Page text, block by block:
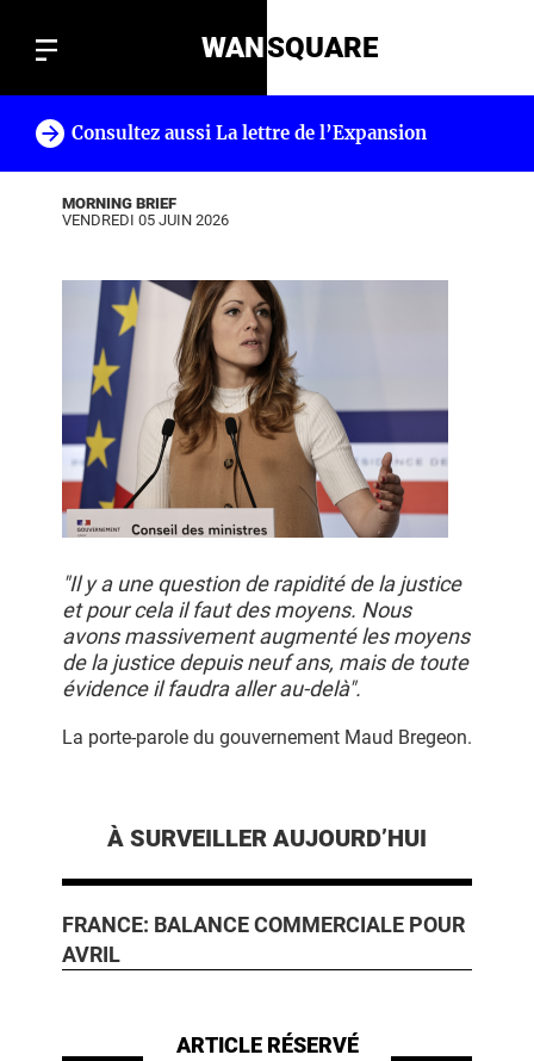
WANSQUARE
Consultez aussi La lettre de l’Expansion
MORNING BRIEF
VENDREDI 05 JUIN 2026
"Il y a une question de rapidité de la justice
et pour cela il faut des moyens. Nous
avons massivement augmenté les moyens
de la justice depuis neuf ans, mais de toute
évidence il faudra aller au-delà".
La porte-parole du gouvernement Maud Bregeon.
À SURVEILLER AUJOURD’HUI
FRANCE: BALANCE COMMERCIALE POUR
AVRIL
ARTICLE RÉSERVÉ